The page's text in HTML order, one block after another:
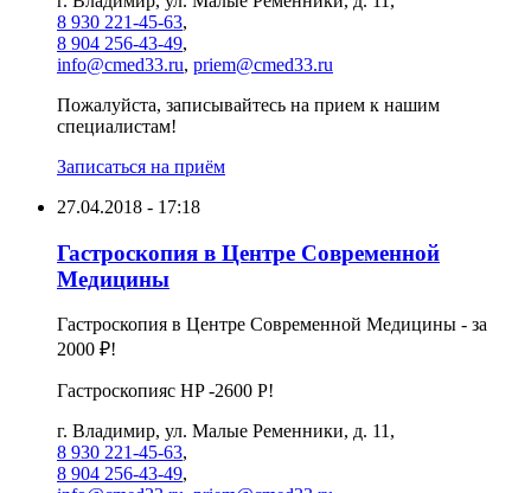
8 930 221-45-63,
8 904 256-43-49,
info@cmed33.ru, priem@cmed33.ru
Пожалуйста, записывайтесь на прием к нашим
специалистам!
Записаться на приём
27.04.2018 - 17:18
Гастроскопия в Центре Современной
Медицины
Гастроскопия в Центре Современной Медицины - за
2000 ₽!
Гастроскопияс HP -2600 P!
г. Владимир, ул. Малые Ременники, д. 11,
8 930 221-45-63,
8 904 256-43-49,